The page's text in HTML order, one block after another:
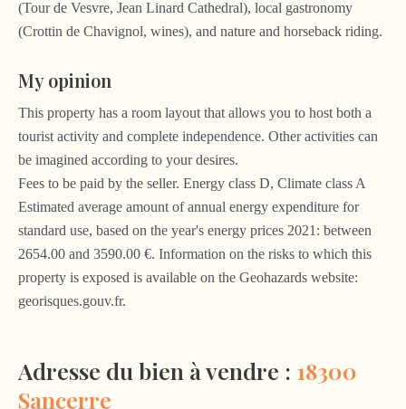
(Tour de Vesvre, Jean Linard Cathedral), local gastronomy
(Crottin de Chavignol, wines), and nature and horseback riding.
My opinion
This property has a room layout that allows you to host both a
tourist activity and complete independence. Other activities can
be imagined according to your desires.
Fees to be paid by the seller. Energy class D, Climate class A
Estimated average amount of annual energy expenditure for
standard use, based on the year's energy prices 2021: between
2654.00 and 3590.00 €. Information on the risks to which this
property is exposed is available on the Geohazards website:
georisques.gouv.fr.
Adresse du bien à vendre : 18300
Sancerre